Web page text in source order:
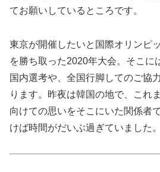
てお願いしているところです。
東京が開催したいと国際オリンピ
を勝ち取った2020年大会。そこに
国内選考や、全国行脚してのご協
ります。昨夜は韓国の地で、これ
向けての思いをそこにいた関係者
けば時間がだいぶ過ぎていました。